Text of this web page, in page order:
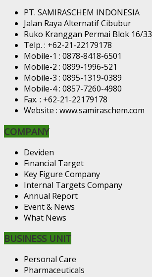
PT. SAMIRASCHEM INDONESIA
Jalan Raya Alternatif Cibubur
Ruko Kranggan Permai Blok 16/33
Telp. : +62-21-22179178
Mobile-1 : 0878-8418-6501
Mobile-2 : 0899-1996-521
Mobile-3 : 0895-1319-0389
Mobile-4 : 0857-7260-4980
Fax. : +62-21-22179178
Website : www.samiraschem.com
COMPANY
Deviden
Financial Target
Key Figure Company
Internal Targets Company
Annual Report
Event & News
What News
BUSINESS UNIT
Personal Care
Pharmaceuticals